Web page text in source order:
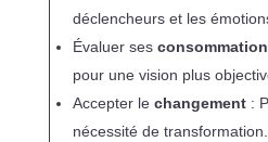
déclencheurs et les
Évaluer ses
pour une vision plus
Accepter le changement:
nécessité de transformation.